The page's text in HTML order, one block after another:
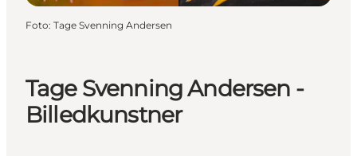
Tage Svenning Andersen -
Billedkunstner
Foto: Tage Svenning Andersen